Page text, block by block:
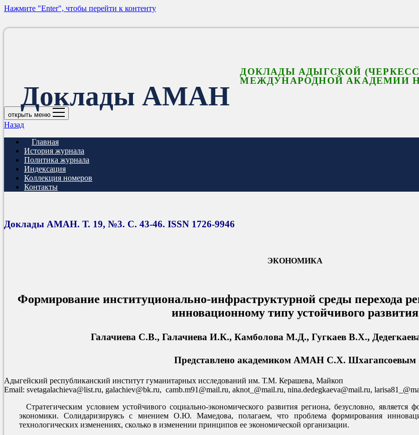
Нажмите "Enter", чтобы перейти к контенту
Доклады АМАН
ДОКЛАДЫ АДЫГСКОЙ
МЕЖДУНАРОДНОЙ АКАДЕМИИ
открыть меню
Назад
Главная
История журнала
Политика журнала
Индексация
Коллекция номеров
Контакты
Доклады АМАН. Т. 19, №3. С. 43-46. ISSN 1726-9946
ЭКОНОМИКА
Формирование институционально-инфраструктурной среды перехода
инновационному типу устойчивого развития
Галачиева С.В., Галачиева И.К., Камболова М.Д., Гугкаев В.Х.,
Представлено академиком АМАН С.Х. Шхагапсоевым
Адыгейский республиканский институт гуманитарных исследований им. Т.М. Керашева, Майкоп
Email: svetagalachieva@list.ru, galachiev@bk.ru, camb.m91@mail.ru, aknot_@mail.ru, nina.dedegkaeva@mail.ru,
Стратегическим условием устойчивого социально-экономического развития региона, безусловно,
экономики. Солидаризируясь с мнением О.Ю. Мамедова, полагаем, что проблема формирования
технологических изменениях, сколько в изменении принципов ее экономической организации.